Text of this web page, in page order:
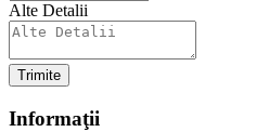
Alte Detalii
Trimite
Informaţii